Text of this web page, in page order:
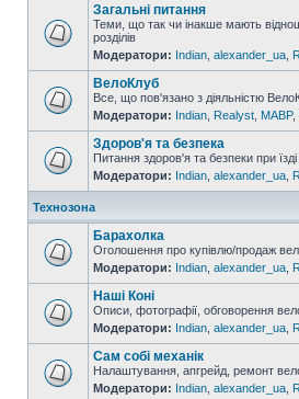
Загальні питання
Теми, що так чи інакше мають
розділів
Модератори: Indian alexander_ua
ВелоКлуб
Все, що пов'язано з діяльністю
Модератори: Indian Realyst MABP,
Здоров'я та безпека
Питання здоров'я та безпеки при
Модератори: Indian alexander_ua
Технозона
Барахолка
Оголошення про купівлю/продаж
Модератори: Indian alexander_ua
Наші Коні
Описи, фотографії, обговорення
Модератори: Indian alexander_ua
Сам собі механік
Налаштування, апгрейд, ремонт
Модератори: Indian alexander_ua